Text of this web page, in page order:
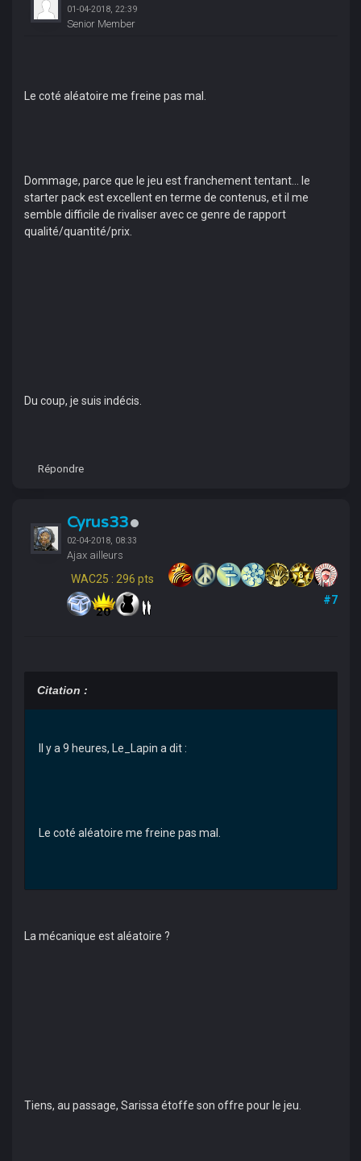
01-04-2018, 22:39
Senior Member
Le coté aléatoire me freine pas mal.
Dommage, parce que le jeu est franchement tentant... le
starter pack est excellent en terme de contenus, et il me
semble difficile de rivaliser avec ce genre de rapport
qualité/quantité/prix.
Du coup, je suis indécis.
Répondre
Cyrus33
02-04-2018, 08:33
Ajax ailleurs
WAC25 : 296 pts
#7
Citation :
Il y a 9 heures, Le_Lapin a dit :
Le coté aléatoire me freine pas mal.
La mécanique est aléatoire ?
Tiens, au passage, Sarissa étoffe son offre pour le jeu.